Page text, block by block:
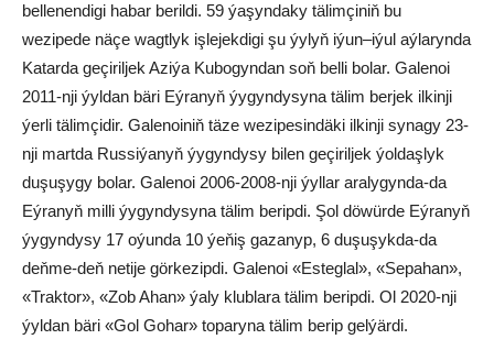
bellenendigi habar berildi. 59 ýaşyndaky tälimçiniň bu
wezipede näçe wagtlyk işlejekdigi şu ýylyň iýun–iýul aýlarynda
Katarda geçiriljek Aziýa Kubogyndan soň belli bolar. Galenoi
2011-nji ýyldan bäri Eýranyň ýygyndysyna tälim berjek ilkinji
ýerli tälimçidir. Galenoiniň täze wezipesindäki ilkinji synagy 23-
nji martda Russiýanyň ýygyndysy bilen geçiriljek ýoldaşlyk
duşuşygy bolar. Galenoi 2006-2008-nji ýyllar aralygynda-da
Eýranyň milli ýygyndysyna tälim beripdi. Şol döwürde Eýranyň
ýygyndysy 17 oýunda 10 ýeňiş gazanyp, 6 duşuşykda-da
deňme-deň netije görkezipdi. Galenoi «Esteglal», «Sepahan»,
«Traktor», «Zob Ahan» ýaly klublara tälim beripdi. Ol 2020-nji
ýyldan bäri «Gol Gohar» toparyna tälim berip gelýärdi.